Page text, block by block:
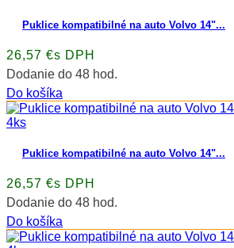
Puklice kompatibilné na auto Volvo 14"...
26,57 €s DPH
Dodanie do 48 hod.
Do košíka
Puklice kompatibilné na auto Volvo 14"...
26,57 €s DPH
Dodanie do 48 hod.
Do košíka